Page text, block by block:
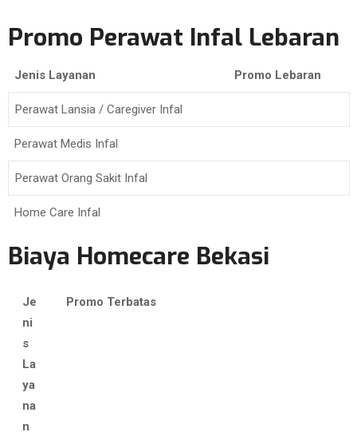
Promo Perawat Infal Lebaran
Jenis Layanan Promo Lebaran
Perawat Lansia / Caregiver Infal
Perawat Medis Infal
Perawat Orang Sakit Infal
Home Care Infal
Biaya Homecare Bekasi
Je
ni
s
La
ya
na
n
Promo Terbatas